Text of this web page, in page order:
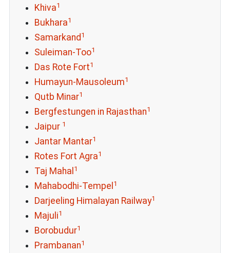
Khiva1
Bukhara1
Samarkand 1
Suleiman-Too1
Das Rote Fort1
Humayun-Mausoleum1
Qutb Minar1
Bergfestungen in Rajasthan1
Jaipur 1
Jantar Mantar1
Rotes Fort Agra1
Taj Mahal 1
Mahabodhi-Tempel 1
Darjeeling Himalayan Railway1
Majuli1
Borobudur1
Prambanan1